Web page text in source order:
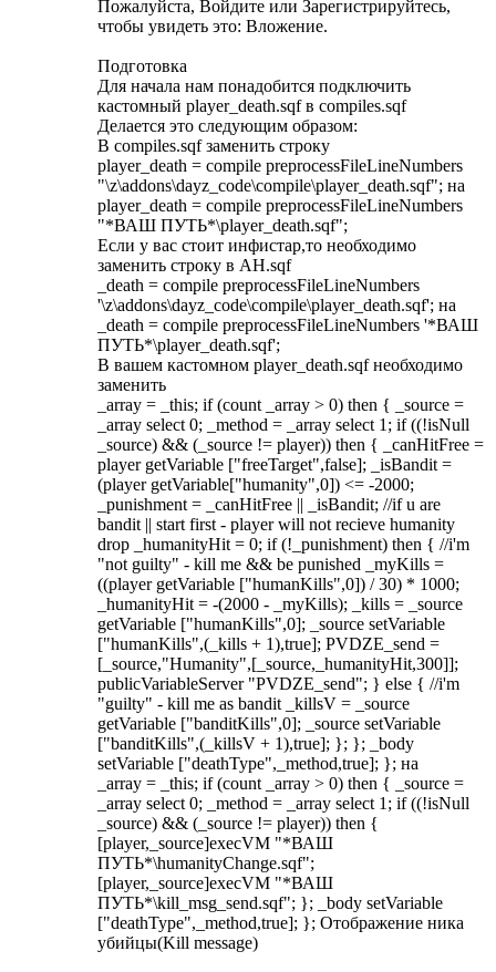
Пожалуйста, Войдите или Зарегистрируйтесь,
чтобы увидеть это: Вложение.
Подготовка
Для начала нам понадобится подключить
кастомный player_death.sqf в compiles.sqf
Делается это следующим образом:
В compiles.sqf заменить строку
player_death = compile preprocessFileLineNumbers
"\z\addons\dayz_code\compile\player_death.sqf"; на
player_death = compile preprocessFileLineNumbers
"*ВАШ ПУТЬ*\player_death.sqf";
Если у вас стоит инфистар,то необходимо
заменить строку в AH.sqf
_death = compile preprocessFileLineNumbers
'\z\addons\dayz_code\compile\player_death.sqf'; на
_death = compile preprocessFileLineNumbers '*ВАШ
ПУТЬ*\player_death.sqf';
В вашем кастомном player_death.sqf необходимо
заменить
_array = _this; if (count _array > 0) then { _source =
_array select 0; _method = _array select 1; if ((!isNull
_source) && (_source != player)) then { _canHitFree =
player getVariable ["freeTarget",false]; _isBandit =
(player getVariable["humanity",0]) <= -2000;
_punishment = _canHitFree || _isBandit; //if u are
bandit || start first - player will not recieve humanity
drop _humanityHit = 0; if (!_punishment) then { //i'm
"not guilty" - kill me && be punished _myKills =
((player getVariable ["humanKills",0]) / 30) * 1000;
_humanityHit = -(2000 - _myKills); _kills = _source
getVariable ["humanKills",0]; _source setVariable
["humanKills",(_kills + 1),true]; PVDZE_send =
[_source,"Humanity",[_source,_humanityHit,300]];
publicVariableServer "PVDZE_send"; } else { //i'm
"guilty" - kill me as bandit _killsV = _source
getVariable ["banditKills",0]; _source setVariable
["banditKills",(_killsV + 1),true]; }; }; _body
setVariable ["deathType",_method,true]; }; на
_array = _this; if (count _array > 0) then { _source =
_array select 0; _method = _array select 1; if ((!isNull
_source) && (_source != player)) then {
[player,_source]execVM "*ВАШ
ПУТЬ*\humanityChange.sqf";
[player,_source]execVM "*ВАШ
ПУТЬ*\kill_msg_send.sqf"; }; _body setVariable
["deathType",_method,true]; }; Отображение ника
убийцы(Kill message)